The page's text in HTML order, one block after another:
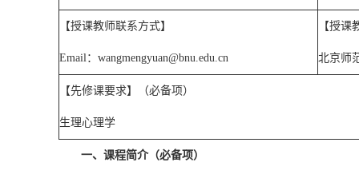
【授课教师联系方式】
Email： wangmengyuan@bnu.edu.cn
【授课
北京师
【先修课要求】（必备项）
生理心理学
一、课程简介（必备项）